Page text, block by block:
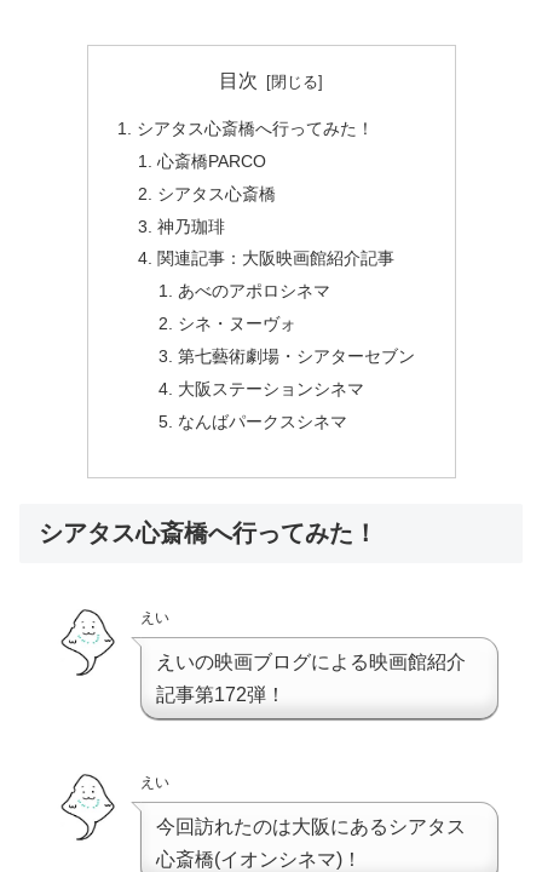
目次
シアタス心斎橋へ行ってみた！
心斎橋PARCO
シアタス心斎橋
神乃珈琲
関連記事：大阪映画館紹介記事
あべのアポロシネマ
シネ・ヌーヴォ
第七藝術劇場・シアターセブン
大阪ステーションシネマ
なんばパークスシネマ
シアタス心斎橋へ行ってみた！
えい
えいの映画ブログによる映画館紹介
記事第172弾！
えい
今回訪れたのは大阪にあるシアタス
心斎橋(イオンシネマ)！